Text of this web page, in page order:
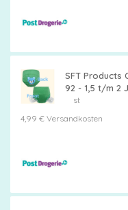
SFT Products
92 - 1,5 t/m 2
st
4,99 € Versandkosten